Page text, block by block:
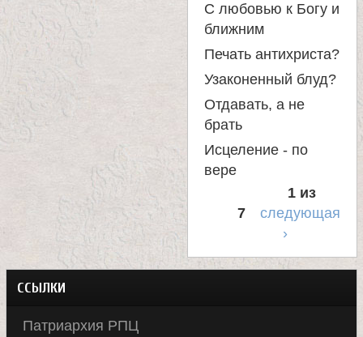
С любовью к Богу и
ближним
Печать антихриста?
Узаконенный блуд?
Отдавать, а не
брать
Исцеление - по
вере
1 из
7
следующая
›
ССЫЛКИ
Патриархия РПЦ